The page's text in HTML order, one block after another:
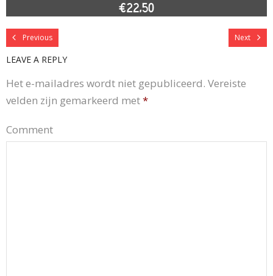
Previous Next
LEAVE A REPLY
Het e-mailadres wordt niet gepubliceerd. Vereiste
velden zijn gemarkeerd met*
Comment